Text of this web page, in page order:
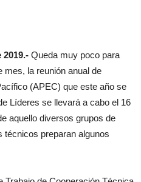
2019.- Queda muy poco para
mes, la reunión anual de
(APEC) que este año se
Líderes se llevará a cabo el 16
aquello diversos grupos de
técnicos preparan algunos